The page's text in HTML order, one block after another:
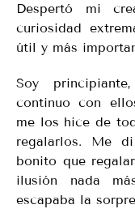
Despertó mi
curiosidad
útil y más
Soy
continuo con
me los hice de
regalarlos. Me
bonito que
ilusión nada
escapaba la